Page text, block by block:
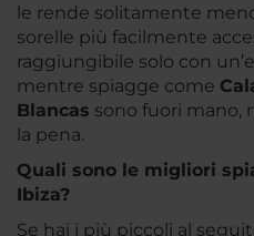
le rende solitamente
sorelle più facilmente
raggiungibile solo con
mentre spiagge come
Blancas sono fuori mano,
la pena.
Quali sono le migliori
Ibiza?
Se hai i più piccoli al